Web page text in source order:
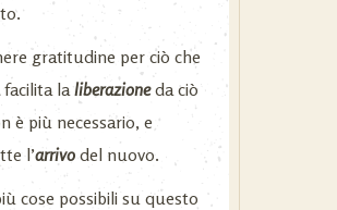
gratitudine per ciò che
facilita la liberazioneda ciò
è più necessario, e
l’arrivo del nuovo.
cose possibili su questo